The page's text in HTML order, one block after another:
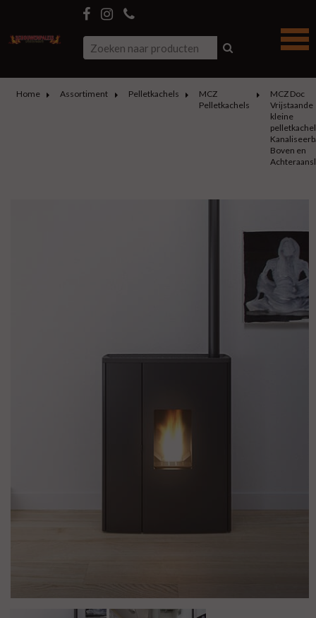
Home Assortiment Pelletkachels
MCZ
Pelletkachels
MCZ Doc
Vrijstaande
kleine
Boven en